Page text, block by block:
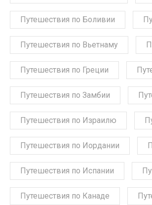
Путешествия по Боливии
Путешествия по Вьетнаму
Путешествия по Греции
Путешествия по Замбии
Путешествия по Израилю
Путешествия по Иордании
Путешествия по Испании
Путешествия по Канаде